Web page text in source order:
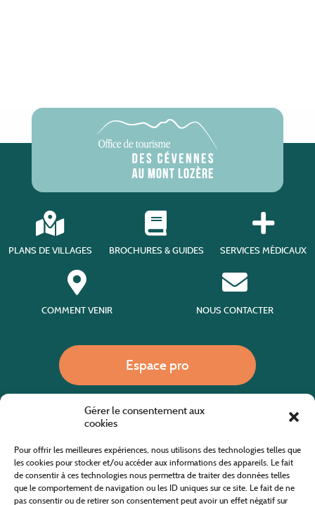
Gérer le consentement aux
cookies
Pour offrir les meilleures expériences, nous utilisons des technologies telles que
les cookies pour stocker et/ou accéder aux informations des appareils. Le fait
de consentir à ces technologies nous permettra de traiter des données telles
que le comportement de navigation ou les ID uniques sur ce site. Le fait de ne
pas consentir ou de retirer son consentement peut avoir un effet négatif sur
PLANS DE VILLAGES BROCHURES & GUIDES SERVICES MÉDICAUX
COMMENT VENIR NOUS CONTACTER
Espace pro
Site internet cofinancé par le fonds européen agricole pour le développement rural
L'Europe investit dans les zones rurales